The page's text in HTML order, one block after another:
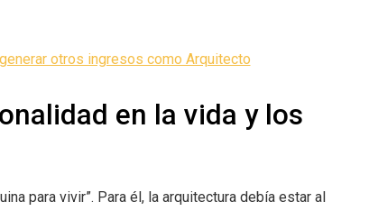
otros ingresos como Arquitecto
en la vida y los
para vivir”. Para él, la arquitectura debía estar al